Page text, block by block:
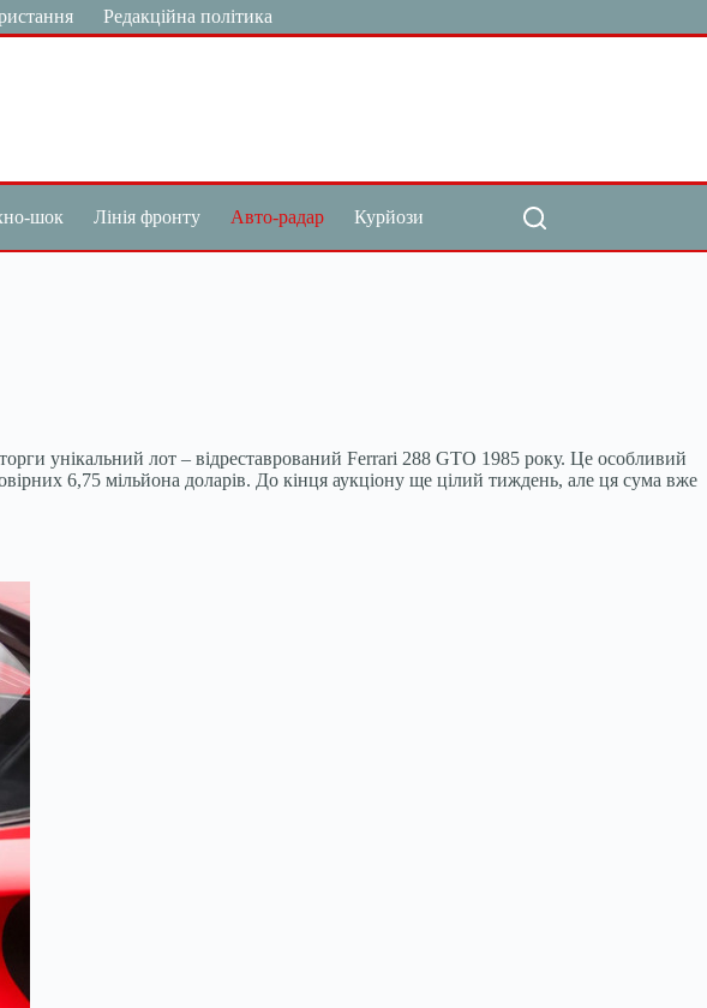
Редакційна політика
шок Лінія фронту Авто-радар Курйози
унікальний лот – відреставрований Ferrari 288 GTO 1985 року. Це особливий
6,75 мільйона доларів. До кінця аукціону ще цілий тиждень, але ця сума вже